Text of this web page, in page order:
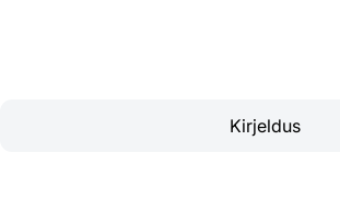
Kirjeldus